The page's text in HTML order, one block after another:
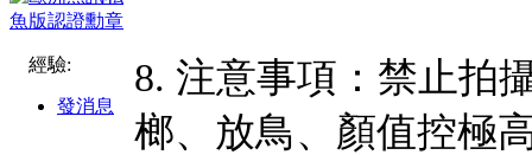
經驗:
發消息
8. 注意事項：禁止拍
榔、放鳥、顏值控極